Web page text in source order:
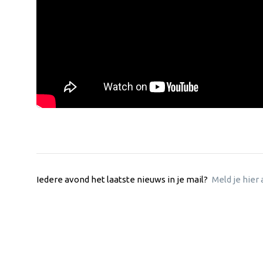
Iedere avond het laatste nieuws in je mail? Meld je hier